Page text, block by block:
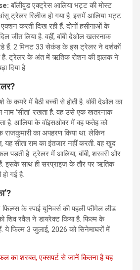
बॉलीवुड एक्ट्रेस आलिया भट्ट की मोस्ट
ट्रेलर रिलीज हो गया है. इसमें आलिया भट्ट
करती दिख रही हैं. दोनों हसीनाओं के
जीत लिया है. वहीं, बॉबी देओल खतरनाक
हैं. 2 मिनट 33 सेकंड के इस ट्रेलर ने दर्शकों
है. ट्रेलर के अंत में ऋतिक रोशन की झलक ने
दिया है.
कमरे में बैठी बच्ची से होती है. बॉबी देओल का
नाम ‘सीता’ रखता है. वह उसे एक खतरनाक
है. आलिया के वॉइसओवर में वह फतेह को
राजकुमारी का अपहरण किया था. लेकिन
यह सीता राम का इंतजार नहीं करती. वह खुद
पड़ती है. ट्रेलर में आलिया, बॉबी, शरवरी और
साथ ही सरप्राइज के तौर पर ऋतिक
गई है.
के स्पाई यूनिवर्स की पहली फीमेल लीड
शिव रवैल ने डायरेक्ट किया है. फिल्म के
ये फिल्म 3 जुलाई, 2026 को सिनेमाघरों में
का शरबत, एक्‍सपर्ट से जानें कितना है यह